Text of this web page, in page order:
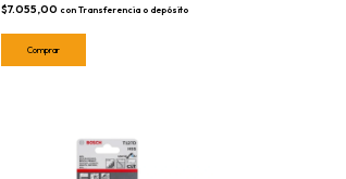
$7.055,00 con Transferencia o depósito